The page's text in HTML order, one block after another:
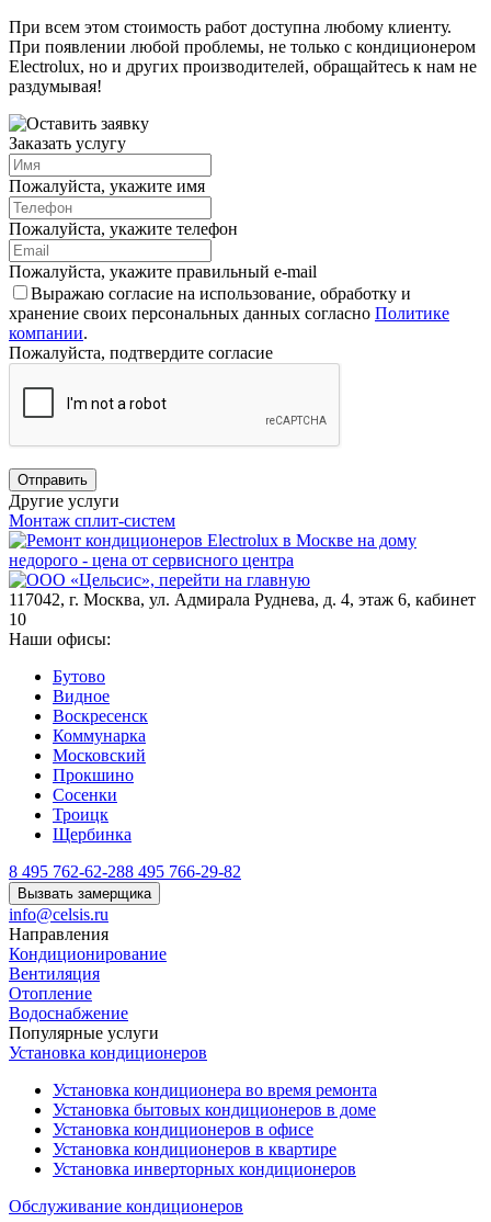
При всем этом стоимость работ доступна любому клиенту.
При появлении любой проблемы, не только с кондиционером
Electrolux, но и других производителей, обращайтесь к нам не
раздумывая!
Заказать услугу
Пожалуйста, укажите имя
Пожалуйста, укажите телефон
Пожалуйста, укажите правильный e-mail
Выражаю согласие на использование, обработку и
хранение своих персональных данных согласно Политике
компании.
Пожалуйста, подтвердите согласие
Отправить
Другие услуги
Монтаж сплит-систем
117042, г. Москва, ул. Адмирала Руднева, д. 4, этаж 6, кабинет
10
Наши офисы:
Бутово
Видное
Воскресенск
Коммунарка
Московский
Прокшино
Сосенки
Троицк
Щербинка
8 495 762-62-288 495 766-29-82
Вызвать замерщика
info@celsis.ru
Направления
Кондиционирование
Вентиляция
Отопление
Водоснабжение
Популярные услуги
Установка кондиционеров
Установка кондиционера во время ремонта
Установка бытовых кондиционеров в доме
Установка кондиционеров в офисе
Установка кондиционеров в квартире
Установка инверторных кондиционеров
Обслуживание кондиционеров